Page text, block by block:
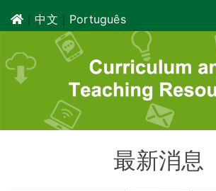
｜中文 ｜ Português
最新消息